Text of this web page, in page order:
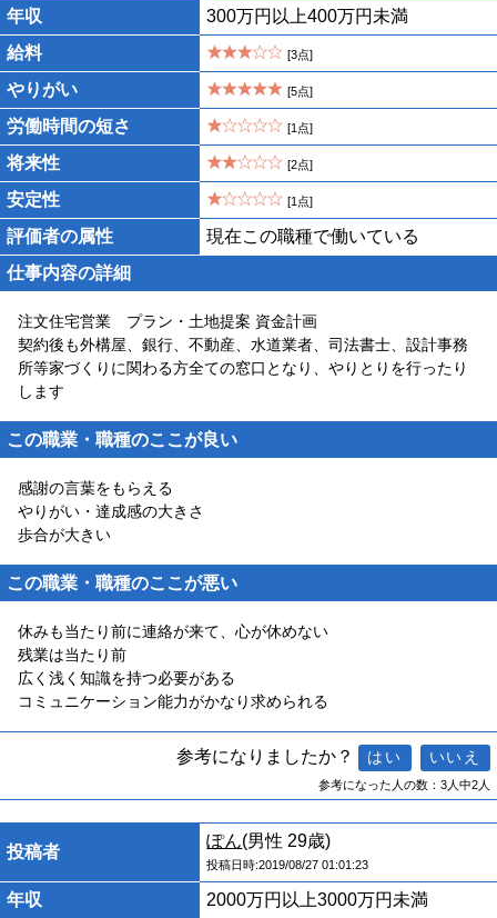
年収
300万円以上400万円未満
給料
[3点]
やりがい [5点]
労働時間の短さ [1点]
将来性 [2点]
安定性 [1点]
評価者の属性
現在この職種で働いている
仕事内容の詳細
注文住宅営業 プラン・土地提案 資金計画
契約後も外構屋、銀行、不動産、水道業者、司法書士、設計事務
所等家づくりに関わる方全ての窓口となり、やりとりを行ったり
します
この職業・職種のここが良い
感謝の言葉をもらえる
やりがい・達成感の大きさ
歩合が大きい
この職業・職種のここが悪い
休みも当たり前に連絡が来て、心が休めない
残業は当たり前
広く浅く知識を持つ必要がある
コミュニケーション能力がかなり求められる
参考になりましたか？
参考になった人の数：3人中2人
投稿者
ぽん(男性 29歳)
投稿日時:2019/08/27 01:01:23
年収 2000万円以上3000万円未満